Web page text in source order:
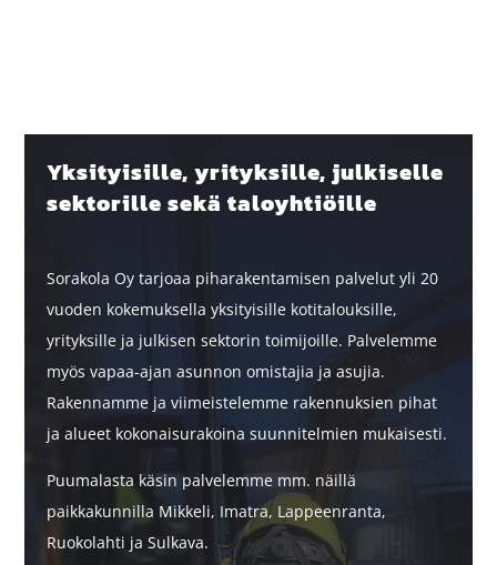
Yksityisille, yrityksille, julkiselle
sektorille sekä taloyhtiöille
Sorakola Oy tarjoaa piharakentamisen palvelut yli 20
vuoden kokemuksella yksityisille kotitalouksille,
yrityksille ja julkisen sektorin toimijoille. Palvelemme
myös vapaa-ajan asunnon omistajia ja asujia.
Rakennamme ja viimeistelemme rakennuksien pihat
ja alueet kokonaisurakoina suunnitelmien mukaisesti.
Puumalasta käsin palvelemme mm. näillä
paikkakunnilla Mikkeli, Imatra, Lappeenranta,
Ruokolahti ja Sulkava.